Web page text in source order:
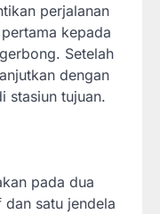
perjalanan
kepada
Setelah
dengan
stasiun tujuan.
pada dua
satu jendela